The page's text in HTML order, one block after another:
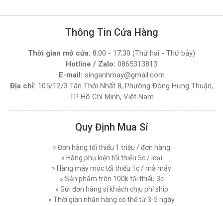
Thông Tin Cửa Hàng
Thời gian mở cửa: 8:00 - 17:30 (Thứ hai - Thứ bảy)
Hotline / Zalo: 0865313813
E-mail: singanhmay@gmail.com
Địa chỉ: 105/12/3 Tân Thới Nhất 8, Phường Đông Hưng Thuận,
TP Hồ Chí Minh, Việt Nam
Quy Định Mua Sỉ
» Đơn hàng tối thiểu 1 triệu / đơn hàng
» Hàng phụ kiện tối thiểu 5c / loại
» Hàng máy móc tối thiểu 1c / mã máy
» Sản phẩm trên 100k tối thiểu 3c
» Gửi đơn hàng sỉ khách chịu phí ship
» Thời gian nhận hàng có thể từ 3-5 ngày